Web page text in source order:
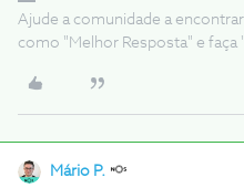
Ajude a comunidade a
como "Melhor Resposta" e
Mário P.